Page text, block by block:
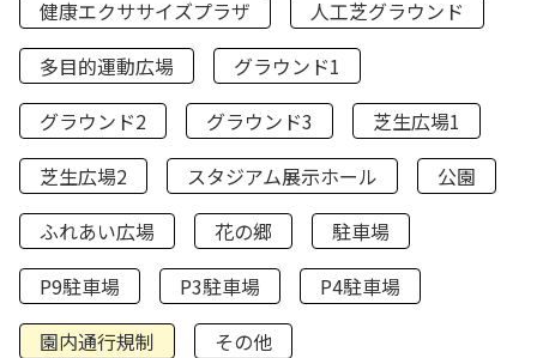
健康エクササイズプラザ
人工芝グラウンド
多目的運動広場
グラウンド1
グラウンド2
グラウンド3
芝生広場1
芝生広場2
スタジアム展示ホール
公園
ふれあい広場
花の郷
駐車場
P9駐車場
P3駐車場
P4駐車場
園内通行規制
その他